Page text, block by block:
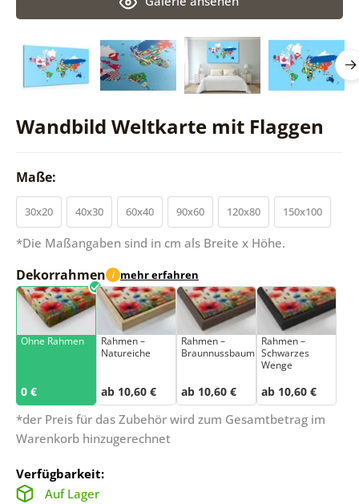
Wandbild Weltkarte mit Flaggen
Maße:
30x20 40x30 60x40 90x60 120x80 150x100
*Die Maßangaben sind in cm als Breite x Höhe.
Dekorrahmen i mehr erfahren
Ohne Rahmen
0 €
Rahmen –
Natureiche
ab 10,60 €
Rahmen –
Braunnussbaum
ab 10,60 €
Rahmen –
Schwarzes
Wenge
ab 10,60 €
*der Preis für das Zubehör wird zum Gesamtbetrag im
Warenkorb hinzugerechnet
Verfügbarkeit:
Auf Lager